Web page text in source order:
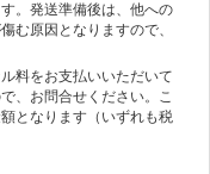
。発送準備後は、他への
む原因となりますので、
料をお支払いいただいて
、お問合せください。こ
となります（いずれも税